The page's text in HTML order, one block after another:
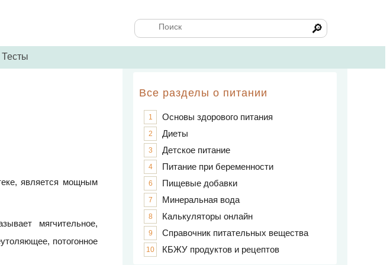
🔎
Тесты
является мощным
мягчительное,
потогонное
Все разделы о питании
1 Основы здорового питания
2 Диеты
3 Детское питание
4 Питание при беременности
6 Пищевые добавки
7 Минеральная вода
8 Калькуляторы онлайн
9 Справочник питательных вещества
10 КБЖУ продуктов и рецептов